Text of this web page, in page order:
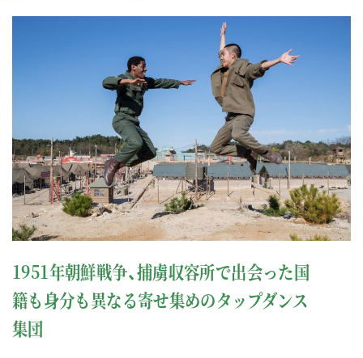
1951年朝鮮戦争、捕虜収容所で出会った国
籍も身分も異なる寄せ集めのタップダンス
集団